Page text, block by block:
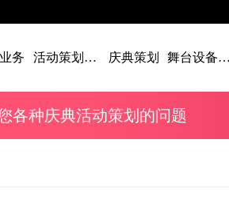
务 活动策划案例 庆典策划 舞台设备租赁
各种庆典活动策划的问题